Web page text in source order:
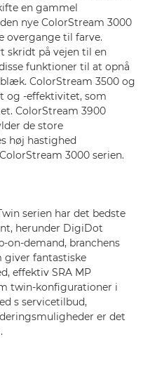
en gammel
nye ColorStream 3000
overgange til farve.
skridt på vejen til en
funktioner til at opnå
ColorStream 3500 og
og -effektivitet, som
ColorStream 3900
de store
høj hastighed
3000 serien.
serien har det bedste
herunder DigiDot
on-demand, branchens
giver fantastiske
effektiv SRA MP
twin-konfigurationer i
s servicetilbud,
er det